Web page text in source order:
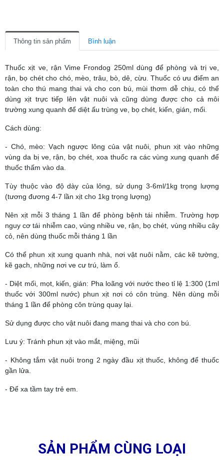
Thông tin sản phẩm Bình luận
Thuốc xịt ve, rận Vime Frondog 250ml dùng để phòng và trị ve,
rận, bọ chét cho chó, mèo, trâu, bò, dê, cừu. Thuốc có ưu điểm an
toàn cho thú mang thai và cho con bú, mùi thơm dễ chịu, có thể
dùng xịt trực tiếp lên vật nuôi và cũng dùng được cho cả môi
trường xung quanh để diệt ấu trùng ve, bọ chét, kiến, gián, mối.
Cách dùng:
- Chó, mèo: Vạch ngược lông của vật nuôi, phun xịt vào những
vùng da bị ve, rận, bọ chét, xoa thuốc ra các vùng xung quanh để
thuốc thấm vào da.
Tùy thuộc vào độ dày của lông, sử dụng 3-6ml/1kg trọng lượng
(tương đương 4-7 lần xịt cho 1kg trọng lượng)
Nên xịt mỗi 3 tháng 1 lần để phòng bệnh tái nhiễm. Trường hợp
nguy cơ tái nhiễm cao, vùng nhiều ve, rận, bọ chét, vùng nhiều cây
cỏ, nên dùng thuốc mỗi tháng 1 lần
Có thể phun xịt xung quanh nhà, nơi vật nuôi nằm, các kẽ tường,
kẽ gạch, những nơi ve cư trú, làm ổ.
- Diệt mối, mọt, kiến, gián: Pha loãng với nước theo tỉ lệ 1:300 (1ml
thuốc với 300ml nước) phun xịt nơi có côn trùng. Nên dùng mỗi
tháng 1 lần để phòng côn trùng quay lại.
Sử dụng được cho vật nuôi đang mang thai và cho con bú.
Lưu ý: Tránh phun xịt vào mắt, miệng, mũi
- Không tắm vật nuôi trong 2 ngày đầu xịt thuốc, không để thuốc
gần lửa.
- Để xa tầm tay trẻ em.
SẢN PHẨM CÙNG LOẠI